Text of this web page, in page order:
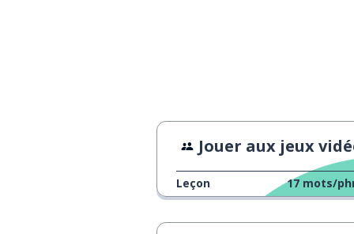
Jouer aux jeux vidéos à 15 ans VS à 20
Leçon 17 mots/